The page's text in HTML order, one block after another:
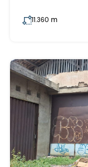
11.360 m